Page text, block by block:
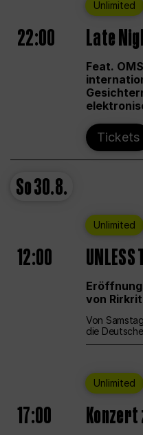
Unlimited
22:00 Late
Feat.
Tickets
So30.8.
Unlimited
12:00 UNLESS
von
Von
die
Unlimited
17:00